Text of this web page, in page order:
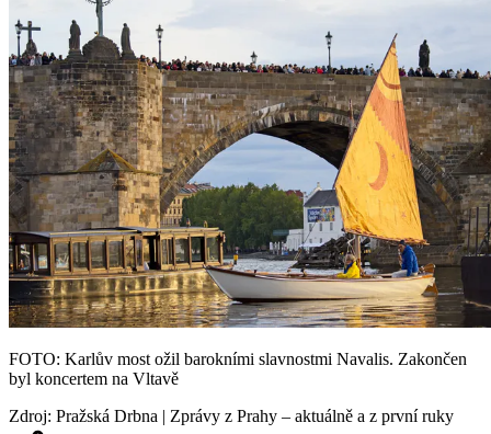
FOTO: Karlův most ožil barokními slavnostmi Navalis. Zakončen
byl koncertem na Vltavě
Zdroj: Pražská Drbna | Zprávy z Prahy – aktuálně a z první ruky